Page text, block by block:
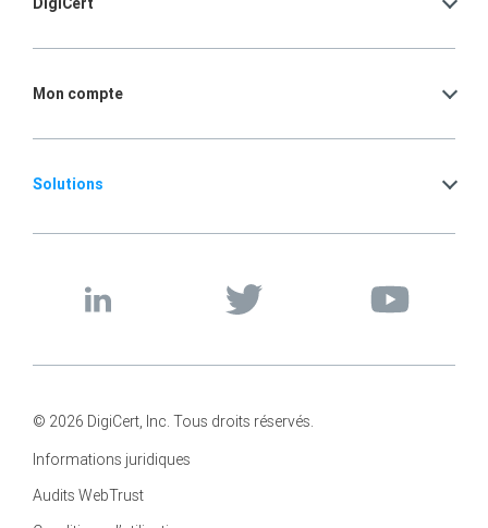
Mon compte
Solutions
© 2026 DigiCert, Inc. Tous droits réservés.
Informations juridiques
Audits WebTrust